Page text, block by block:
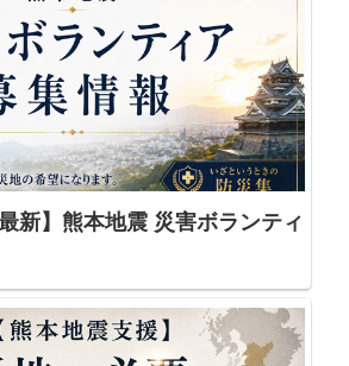
新】熊本地震 災害ボランティ